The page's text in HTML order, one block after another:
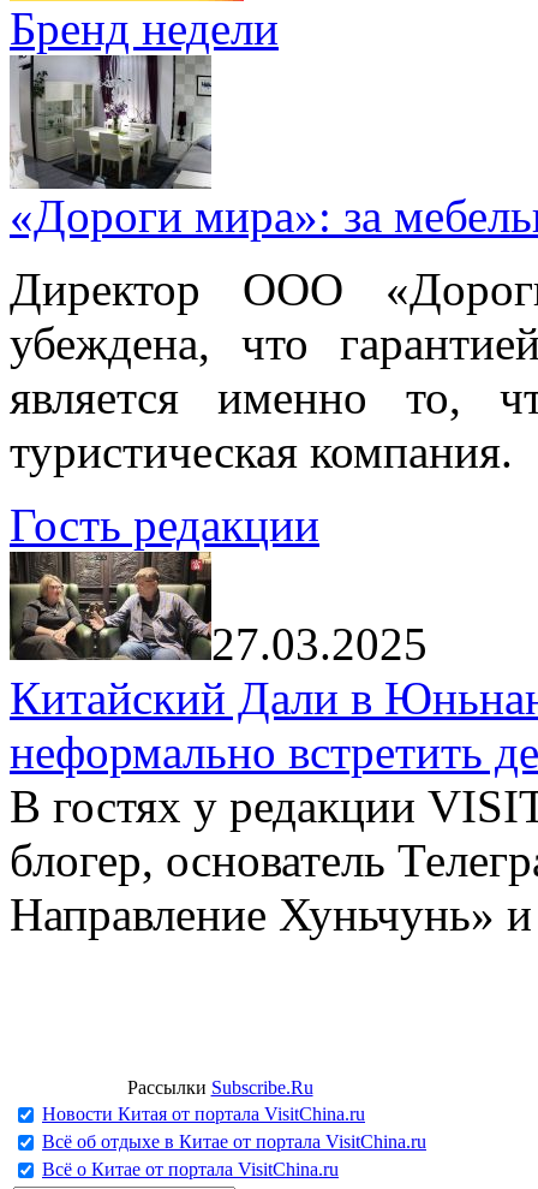
Бренд недели
«Дороги мира»: за
Директор ООО
убеждена, что
является именно то,
туристическая компания.
Гость редакции
27.03.2025
Китайский Дали в
неформально встретить
В гостях у редакции
блогер, основатель
Направление Хуньчунь»
Рассылки Subscribe.Ru
Новости Китая от портала VisitChina.ru
Всё об отдыхе в Китае от портала VisitChina.ru
Всё о Китае от портала VisitChina.ru